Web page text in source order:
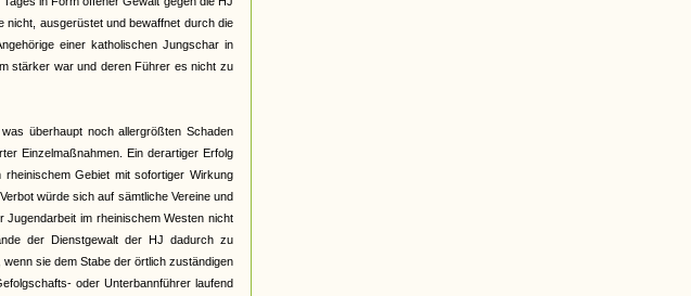
nicht, ausgerüstet und bewaffnet durch die
einer katholischen Jungschar in
stärker war und deren Führer es nicht zu
überhaupt noch allergrößten Schaden
Einzelmaßnahmen. Ein derartiger Erfolg
Gebiet mit sofortiger Wirkung
würde sich auf sämtliche Vereine und
im rheinischem Westen nicht
der Dienstgewalt der HJ dadurch zu
sie dem Stabe der örtlich zuständigen
oder Unterbannführer laufend